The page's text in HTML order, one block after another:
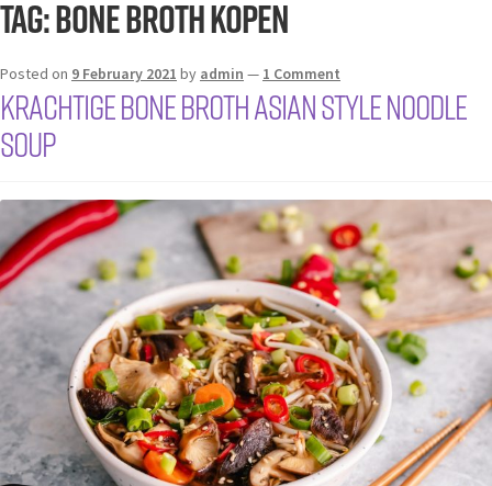
Tag:bone broth kopen
Posted on 9 February 2021 by admin — 1 Comment
KRACHTIGE BONE BROTH ASIAN STYLE NOODLE
SOUP